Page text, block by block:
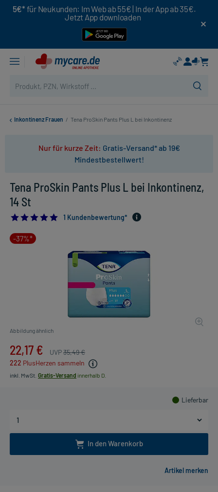
5€* für Neukunden: Im Web ab 55€ | In der App ab 35€.
Jetzt App downloaden
Inkontinenz Frauen / Tena ProSkin Pants Plus L bei Inkontinenz
Nur für kurze Zeit: Gratis-Versand* ab 19€
Mindestbestellwert!
Tena ProSkin Pants Plus L bei Inkontinenz,
14 St
5.01 Kundenbewertung*
-37%*
Abbildung ähnlich
22,17 € UVP35,49 €
222 PlusHerzen sammeln
inkl. MwSt. Gratis-Versand innerhalb D.
Lieferbar
In den Warenkorb